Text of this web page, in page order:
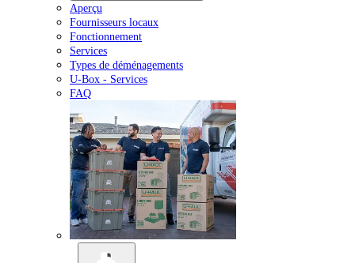
Aperçu
Fournisseurs locaux
Fonctionnement
Services
Types de déménagements
U-Box - Services
FAQ